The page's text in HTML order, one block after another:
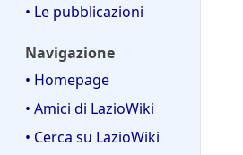
• Le pubblicazioni
Navigazione
• Homepage
• Amici di LazioWiki
• Cerca su LazioWiki